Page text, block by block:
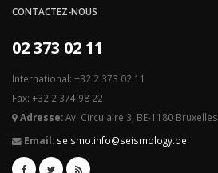
CONTACTEZ-NOUS
02 373 02 11
International: +32 2 373 02 11
Fax: +32 2 374 98 22
Adresse:Av. Circulaire 3, BE-1180 Bruxelles
Email: seismo.info@seismology.be